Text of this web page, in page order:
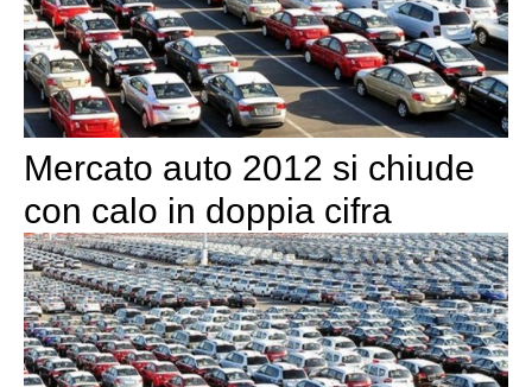
Mercato auto 2012 si chiude
con calo in doppia cifra